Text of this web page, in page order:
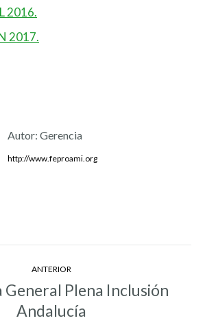
2016.
2017.
Autor: Gerencia
http://www.feproami.org
ANTERIOR
Entrada
anterior:
General Plena Inclusión
Andalucía